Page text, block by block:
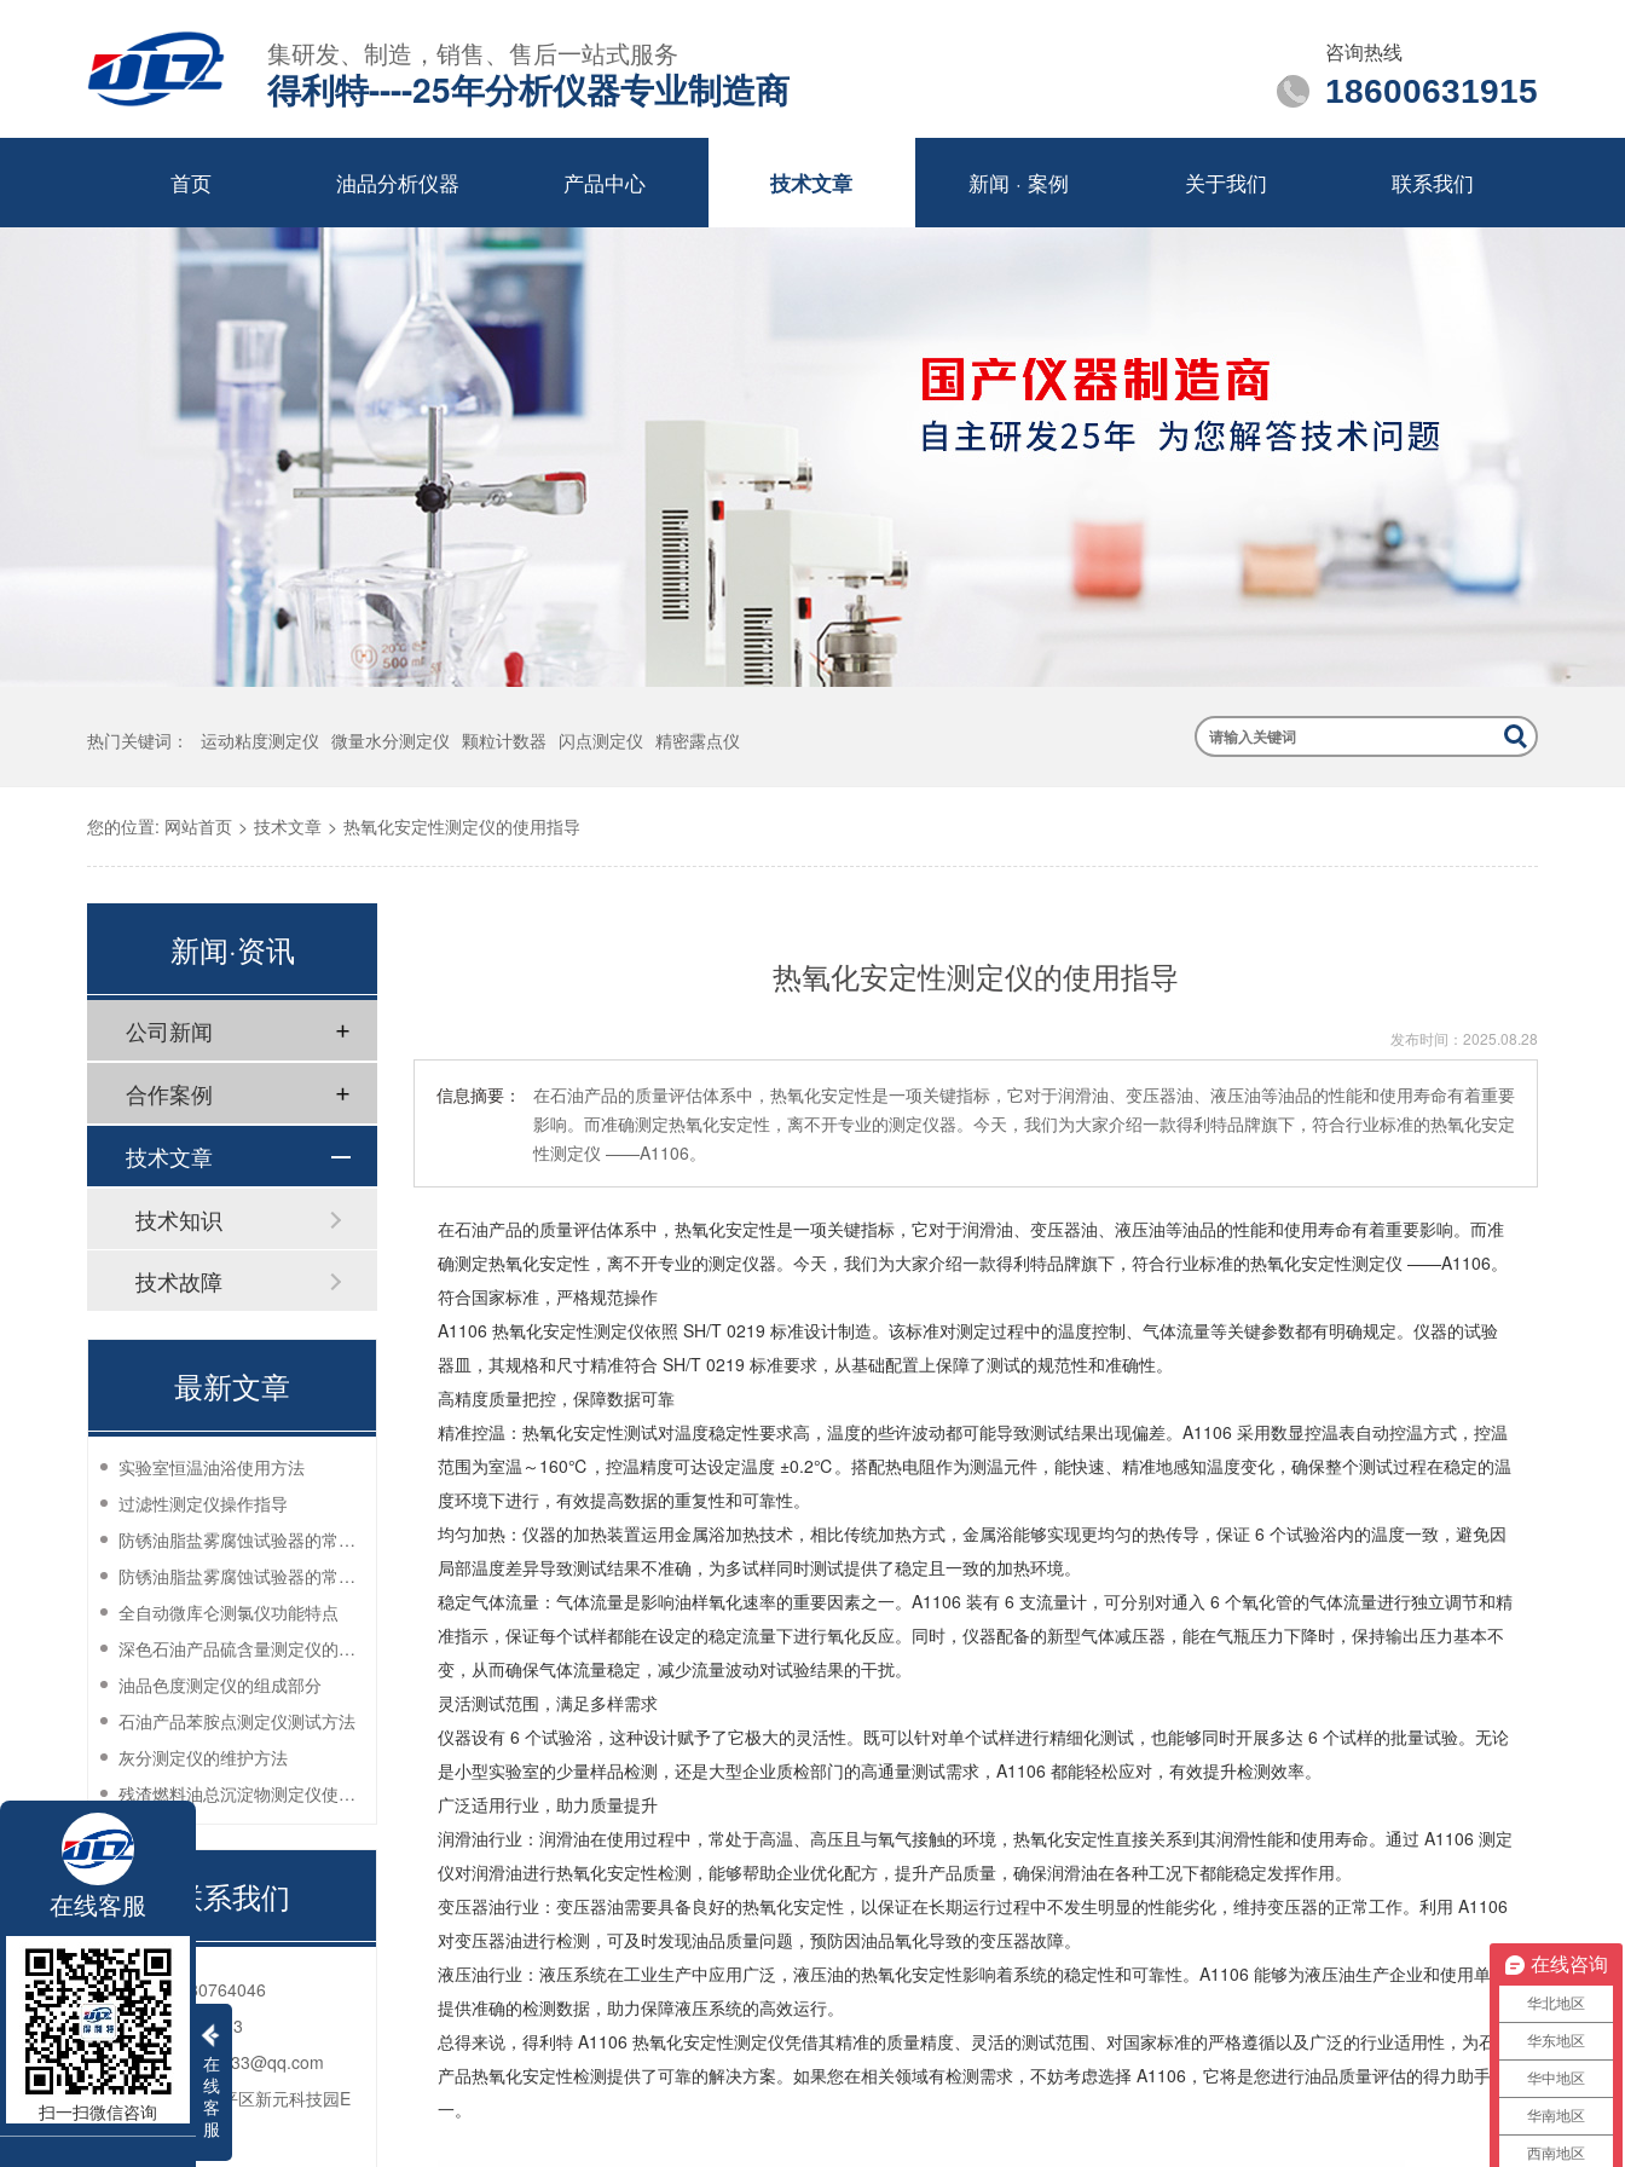
集研发、制造，销售、售后一站式服务
得利特----25年分析仪器专业制造商
咨询热线
18600631915
首页 油品分析仪器 产品中心 技术文章 新闻 · 案例 关于我们 联系我们
热门关键词： 运动粘度测定仪 微量水分测定仪 颗粒计数器 闪点测定仪 精密露点仪
您的位置: 网站首页 > 技术文章 > 热氧化安定性测定仪的使用指导
热氧化安定性测定仪的使用指导
发布时间： 2025.08.28
信息摘要：
在石油产品的质量评估体系中，热氧化安定性是一项关键指标，它对于润滑油、变压器油、液压油等油品的性能和使用寿命有着重要
影响。而准确测定热氧化安定性，离不开专业的测定仪器。今天，我们为大家介绍一款得利特品牌旗下，符合行业标准的热氧化安定
性测定仪 ——A1106。
在石油产品的质量评估体系中，热氧化安定性是一项关键指标，它对于润滑油、变压器油、液压油等油品的性能和使用寿命有着重要影响。而准
确测定热氧化安定性，离不开专业的测定仪器。今天，我们为大家介绍一款得利特品牌旗下，符合行业标准的热氧化安定性测定仪 ——A1106。
符合国家标准，严格规范操作
A1106 热氧化安定性测定仪依照 SH/T 0219 标准设计制造。该标准对测定过程中的温度控制、气体流量等关键参数都有明确规定。仪器的试验
器皿，其规格和尺寸精准符合 SH/T 0219 标准要求，从基础配置上保障了测试的规范性和准确性。
高精度质量把控，保障数据可靠
精准控温：热氧化安定性测试对温度稳定性要求高，温度的些许波动都可能导致测试结果出现偏差。A1106 采用数显控温表自动控温方式，控温
范围为室温～160℃，控温精度可达设定温度 ±0.2℃。搭配热电阻作为测温元件，能快速、精准地感知温度变化，确保整个测试过程在稳定的温
度环境下进行，有效提高数据的重复性和可靠性。
均匀加热：仪器的加热装置运用金属浴加热技术，相比传统加热方式，金属浴能够实现更均匀的热传导，保证 6 个试验浴内的温度一致，避免因
局部温度差异导致测试结果不准确，为多试样同时测试提供了稳定且一致的加热环境。
稳定气体流量：气体流量是影响油样氧化速率的重要因素之一。A1106 装有 6 支流量计，可分别对通入 6 个氧化管的气体流量进行独立调节和精
准指示，保证每个试样都能在设定的稳定流量下进行氧化反应。同时，仪器配备的新型气体减压器，能在气瓶压力下降时，保持输出压力基本不
变，从而确保气体流量稳定，减少流量波动对试验结果的干扰。
灵活测试范围，满足多样需求
仪器设有 6 个试验浴，这种设计赋予了它极大的灵活性。既可以针对单个试样进行精细化测试，也能够同时开展多达 6 个试样的批量试验。无论
是小型实验室的少量样品检测，还是大型企业质检部门的高通量测试需求，A1106 都能轻松应对，有效提升检测效率。
广泛适用行业，助力质量提升
润滑油行业：润滑油在使用过程中，常处于高温、高压且与氧气接触的环境，热氧化安定性直接关系到其润滑性能和使用寿命。通过 A1106 测定
仪对润滑油进行热氧化安定性检测，能够帮助企业优化配方，提升产品质量，确保润滑油在各种工况下都能稳定发挥作用。
变压器油行业：变压器油需要具备良好的热氧化安定性，以保证在长期运行过程中不发生明显的性能劣化，维持变压器的正常工作。利用 A1106
对变压器油进行检测，可及时发现油品质量问题，预防因油品氧化导致的变压器故障。
液压油行业：液压系统在工业生产中应用广泛，液压油的热氧化安定性影响着系统的稳定性和可靠性。A1106 能够为液压油生产企业和使用单位
提供准确的检测数据，助力保障液压系统的高效运行。
总得来说，得利特 A1106 热氧化安定性测定仪凭借其精准的质量精度、灵活的测试范围、对国家标准的严格遵循以及广泛的行业适用性，为石油
产品热氧化安定性检测提供了可靠的解决方案。如果您在相关领域有检测需求，不妨考虑选择 A1106，它将是您进行油品质量评估的得力助手之
一。
新闻·资讯
公司新闻
合作案例
技术文章
技术知识
技术故障
最新文章
实验室恒温油浴使用方法
过滤性测定仪操作指导
防锈油脂盐雾腐蚀试验器的常见故障与解决方法
防锈油脂盐雾腐蚀试验器的常见故障与解决方法
全自动微库仑测氯仪功能特点
深色石油产品硫含量测定仪的工作环境要求
油品色度测定仪的组成部分
石油产品苯胺点测定仪测试方法
灰分测定仪的维护方法
残渣燃料油总沉淀物测定仪使用注意事项
联系我们
电话：010-80764046
QQ：2592312833
邮箱：2592312833@qq.com
地址：北京市昌平区新元科技园E
座206
在
线
客
服
在线客服
扫一扫微信咨询
在线咨询
华北地区
华东地区
华中地区
华南地区
西南地区